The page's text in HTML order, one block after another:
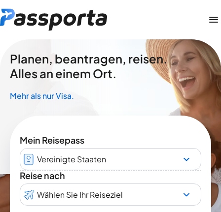
Planen, beantragen, reisen.
Alles an einem Ort.
Mehr als nur Visa.
Mein Reisepass
Vereinigte Staaten
Reise nach
Wählen Sie Ihr Reiseziel